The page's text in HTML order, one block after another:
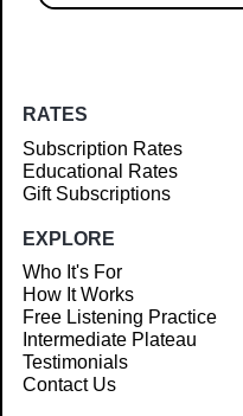
RATES
Subscription Rates
Educational Rates
Gift Subscriptions
EXPLORE
Who It's For
How It Works
Free Listening Practice
Intermediate Plateau
Testimonials
Contact Us